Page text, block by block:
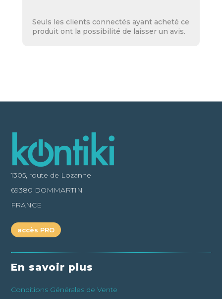
Seuls les clients connectés ayant acheté ce
produit ont la possibilité de laisser un avis.
1305, route de Lozanne
69380 DOMMARTIN
FRANCE
accès PRO
En savoir plus
Conditions Générales de Vente